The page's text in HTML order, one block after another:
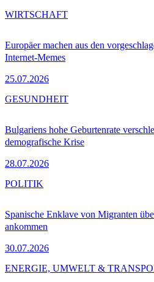
Europäer machen aus den
Internet-Memes
25.07.2026
WIRTSCHAFT
Bulgariens hohe Geburtenrate
demografische Krise
28.07.2026
GESUNDHEIT
Spanische Enklave von Migranten
ankommen
30.07.2026
POLITIK
ENERGIE, UMWELT &